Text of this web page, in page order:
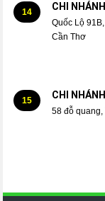
14 CHI
Quốc Lộ
Cần Thơ
15 CHI
58 đỗ